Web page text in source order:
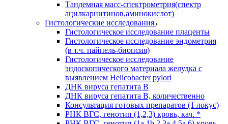
Тандемная масс-спектрометрия(спектр
ацилкарнитинов,аминокислот)
Гистологические исследования
Гистологическое исследование плаценты
Гистологическое исследование эндометрия
(в т.ч. пайпель-биопсия)
Гистологическое исследование
эндоскопического материала желудка с
выявлением Helicobacter pylori
ДНК вируса гепатита B
ДНК вируса гепатита B, количественно
Консультация готовых препаратов (1 локус)
РНК ВГC, генотип (1,2,3) кровь, кач. *